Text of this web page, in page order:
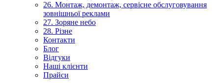
26. Монтаж, демонтаж, сервісне обслуговування
зовнішньої реклами
27. Зоряне небо
28. Різне
Контакти
Блог
Відгуки
Наші клієнти
Прайси